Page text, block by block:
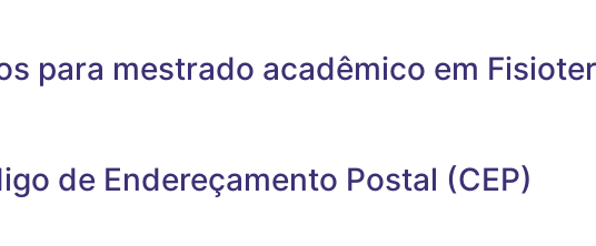
para mestrado acadêmico em
de Endereçamento Postal (CEP)